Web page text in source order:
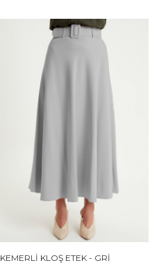
KEMERLI KLOŞ ETEK - GRI